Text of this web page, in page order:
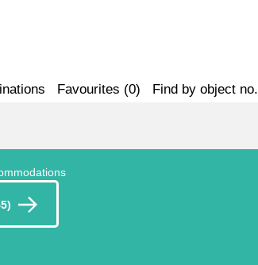
Favourites (0) Find by object no.